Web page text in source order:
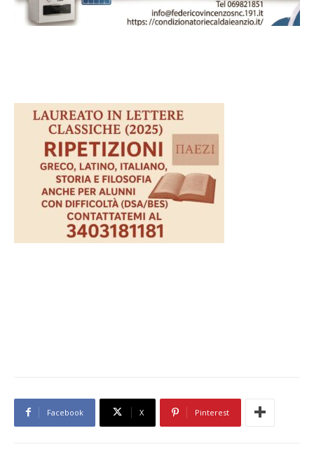
Facebook X Pinterest